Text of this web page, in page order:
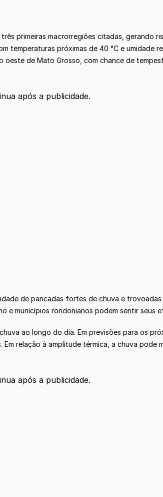
primeiras macrorregiões citadas, gerando
temperaturas próximas de 40 °C e umidade
de Mato Grosso, com chance de
após a publicidade.
de pancadas fortes de chuva e
e municípios rondonianos podem sentir seus
ao longo do dia. Em previsões para os
relação à amplitude térmica, a chuva pode
após a publicidade.